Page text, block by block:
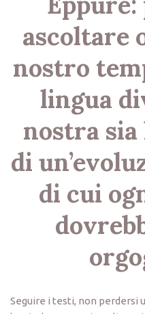
ascoltare
nostro
lingua
nostra
di
di cui
Seguire i testi, non perdersi